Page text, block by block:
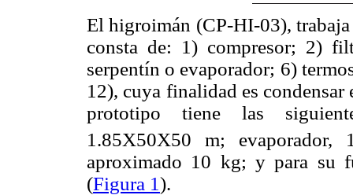
El higroimán (CP-HI-03),
consta de: 1) compresor; 2)
serpentín o evaporador; 6)
12), cuya finalidad es
prototipo tiene las
1.85X50X50 m;
aproximado 10 kg; y para su
(Figura 1).